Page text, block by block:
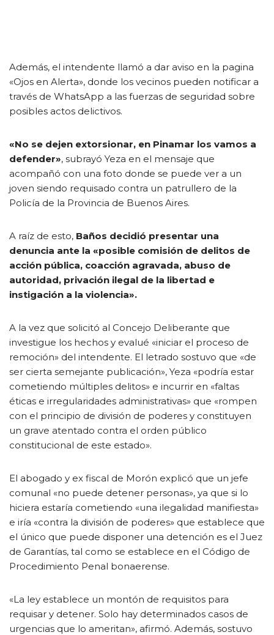
Además, el intendente llamó a dar aviso en la pagina
«Ojos en Alerta», donde los vecinos pueden notificar a
través de WhatsApp a las fuerzas de seguridad sobre
posibles actos delictivos.
«No se dejen extorsionar, en Pinamar los vamos a
defender», subrayó Yeza en el mensaje que
acompañó con una foto donde se puede ver a un
joven siendo requisado contra un patrullero de la
Policía de la Provincia de Buenos Aires.
A raíz de esto, Baños decidió presentar una
denuncia ante la «posible comisión de delitos de
acción pública, coacción agravada, abuso de
autoridad, privación ilegal de la libertad e
instigación a la violencia».
A la vez que solicitó al Concejo Deliberante que
investigue los hechos y evalué «iniciar el proceso de
remoción» del intendente. El letrado sostuvo que «de
ser cierta semejante publicación», Yeza «podría estar
cometiendo múltiples delitos» e incurrir en «faltas
éticas e irregularidades administrativas» que «rompen
con el principio de división de poderes y constituyen
un grave atentado contra el orden público
constitucional de este estado».
El abogado y ex fiscal de Morón explicó que un jefe
comunal «no puede detener personas», ya que si lo
hiciera estaría cometiendo «una ilegalidad manifiesta»
e iría «contra la división de poderes» que establece que
el único que puede disponer una detención es el Juez
de Garantías, tal como se establece en el Código de
Procedimiento Penal bonaerense.
«La ley establece un montón de requisitos para
requisar y detener. Solo hay determinados casos de
urgencias que lo ameritan», afirmó. Además, sostuvo